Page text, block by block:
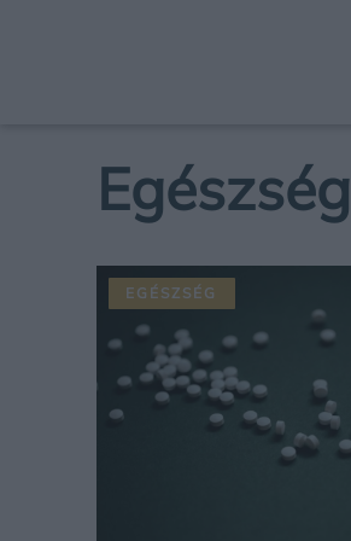
Egészség
EGÉSZSÉG